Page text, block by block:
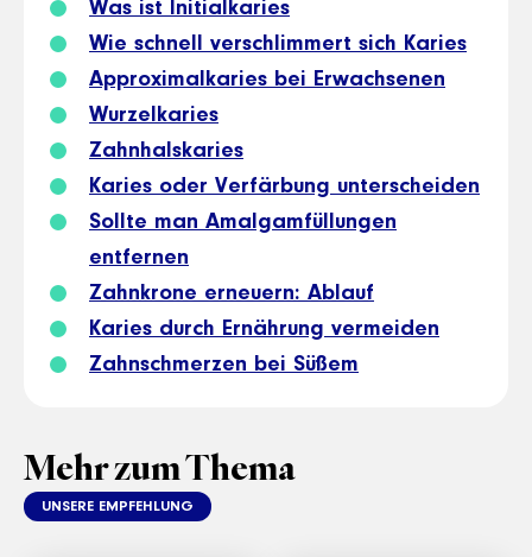
Was ist Initialkaries
Wie schnell verschlimmert sich Karies
Approximalkaries bei Erwachsenen
Wurzelkaries
Zahnhalskaries
Karies oder Verfärbung unterscheiden
Sollte man Amalgamfüllungen
entfernen
Zahnkrone erneuern: Ablauf
Karies durch Ernährung vermeiden
Zahnschmerzen bei Süßem
Mehr zum Thema
UNSERE EMPFEHLUNG